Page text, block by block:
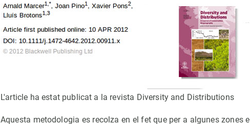
L'article ha estat publicat a la revista Diversity and Distributions
Aquesta metodologia es recolza en el fet que per a algunes zones